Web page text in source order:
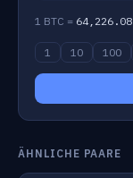
1 BTC = 64,226.08
1 10 100
ÄHNLICHE PAARE